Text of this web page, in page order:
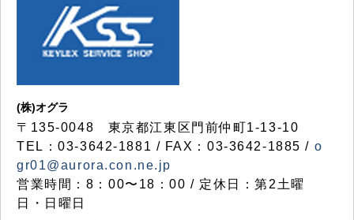
(株)オグラ
〒135-0048 東京都江東区門前仲町1-13-10
TEL：03-3642-1881 / FAX：03-3642-1885 / o
gr01@aurora.con.ne.jp
営業時間：8：00〜18：00 / 定休日：第2土曜
日・日曜日